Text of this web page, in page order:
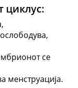
циклус:
се
менструација.